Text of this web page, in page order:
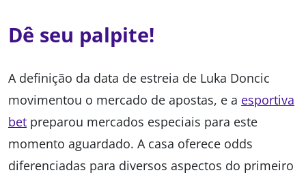
Dê seu palpite!
A definição da data de estreia de Luka Doncic
movimentou o mercado de apostas, e a esportiva
bet preparou mercados especiais para este
momento aguardado. A casa oferece odds
diferenciadas para diversos aspectos do primeiro